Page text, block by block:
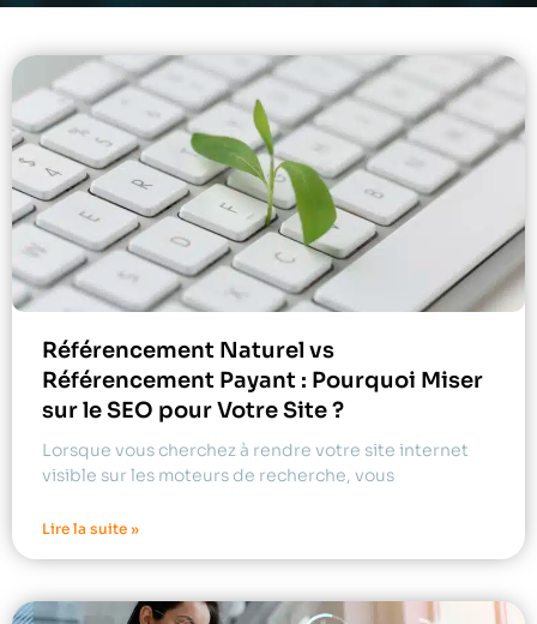
Référencement Naturel vs
Référencement Payant : Pourquoi Miser
sur le SEO pour Votre Site ?
Lorsque vous cherchez à rendre votre site internet
visible sur les moteurs de recherche, vous
Lire la suite »